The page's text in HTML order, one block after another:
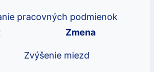
pracovných podmienok
Zmena
Zvýšenie miezd